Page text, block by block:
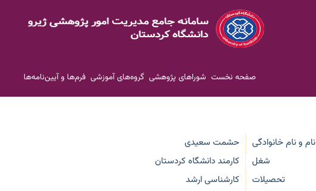
صفحه نخست شوراهای پژوهشی گروه‌های آموزشی فرم‌ها و آیین‌نامه‌ها
نام و نام خانوادگی
حشمت سعیدی
شغل
کارمند دانشگاه کردستان
تحصیلات
کارشناسی ارشد